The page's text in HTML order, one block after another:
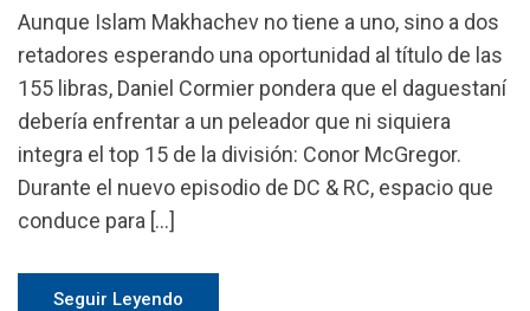
Aunque Islam Makhachev no tiene a uno, sino a dos
retadores esperando una oportunidad al título de las
155 libras, Daniel Cormier pondera que el daguestaní
debería enfrentar a un peleador que ni siquiera
integra el top 15 de la división: Conor McGregor.
Durante el nuevo episodio de DC & RC, espacio que
conduce para […]
Seguir Leyendo